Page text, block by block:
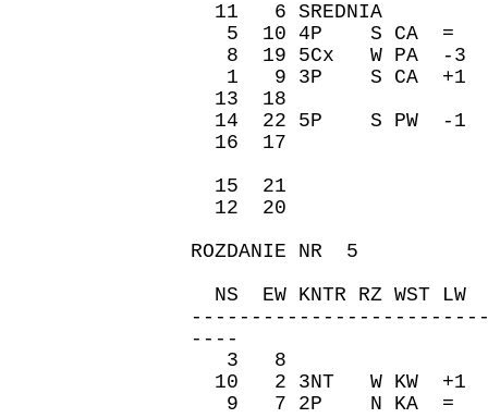
11 6 SREDNIA
5 10 4P S CA =
8 19 5Cx W PA -
1 9 3P S CA +1
13 18 620
14 22 5P S PW -
16 17 -
15 21 170
12 20 620
ROZDANIE NR 5
NS EW KNTR RZ WST
----
3 8 50
10 2 3NT W KW
9 7 2P N KA =